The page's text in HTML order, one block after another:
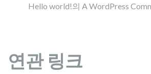
Hello world!의 A WordPress
연관 링크